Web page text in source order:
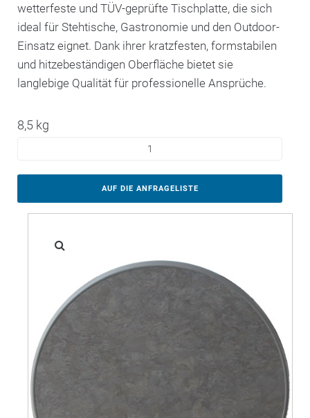
wetterfeste und TÜV-geprüfte Tischplatte, die sich
ideal für Stehtische, Gastronomie und den Outdoor-
Einsatz eignet. Dank ihrer kratzfesten, formstabilen
und hitzebeständigen Oberfläche bietet sie
langlebige Qualität für professionelle Ansprüche.
8,5 kg
AUF DIE ANFRAGELISTE